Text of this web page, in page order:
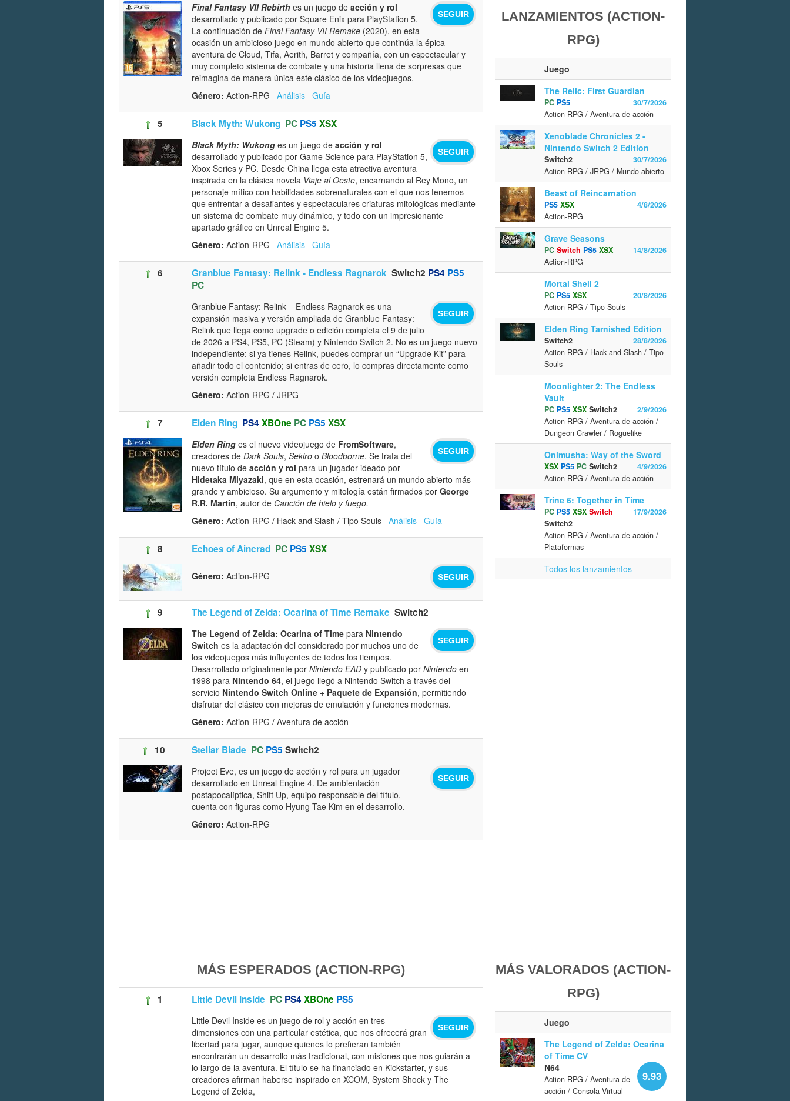
SEGUIR
Final Fantasy VII Rebirth es un juego de acción y rol
desarrollado y publicado por Square Enix para PlayStation 5.
La continuación de Final Fantasy VII Remake (2020), en esta
ocasión un ambicioso juego en mundo abierto que continúa la épica
aventura de Cloud, Tifa, Aerith, Barret y compañía, con un espectacular y
muy completo sistema de combate y una historia llena de sorpresas que
reimagina de manera única este clásico de los videojuegos.
Género: Action-RPG Análisis Guía
5 Black Myth: Wukong PC PS5 XSX
SEGUIR
Black Myth: Wukong es un juego de acción y rol
desarrollado y publicado por Game Science para PlayStation 5,
Xbox Series y PC. Desde China llega esta atractiva aventura
inspirada en la clásica novela Viaje al Oeste, encarnando al Rey Mono, un
personaje mítico con habilidades sobrenaturales con el que nos tenemos
que enfrentar a desafiantes y espectaculares criaturas mitológicas mediante
un sistema de combate muy dinámico, y todo con un impresionante
apartado gráfico en Unreal Engine 5.
Género: Action-RPG Análisis Guía
6 Granblue Fantasy: Relink - Endless Ragnarok Switch2 PS4 PS5
PC
SEGUIR
Granblue Fantasy: Relink – Endless Ragnarok es una
expansión masiva y versión ampliada de Granblue Fantasy:
Relink que llega como upgrade o edición completa el 9 de julio
de 2026 a PS4, PS5, PC (Steam) y Nintendo Switch 2. No es un juego nuevo
independiente: si ya tienes Relink, puedes comprar un “Upgrade Kit” para
añadir todo el contenido; si entras de cero, lo compras directamente como
versión completa Endless Ragnarok.
Género: Action-RPG / JRPG
7 Elden Ring PS4 XBOne PC PS5 XSX
SEGUIR
Elden Ring es el nuevo videojuego de FromSoftware,
creadores de Dark Souls, Sekiro o Bloodborne. Se trata del
nuevo título de acción y rol para un jugador ideado por
Hidetaka Miyazaki, que en esta ocasión, estrenará un mundo abierto más
grande y ambicioso. Su argumento y mitología están firmados por George
R.R. Martin, autor de Canción de hielo y fuego.
Género: Action-RPG / Hack and Slash / Tipo Souls Análisis Guía
8 Echoes of Aincrad PC PS5 XSX
SEGUIR
Género: Action-RPG
9 The Legend of Zelda: Ocarina of Time Remake Switch2
SEGUIR
The Legend of Zelda: Ocarina of Time para Nintendo
Switch es la adaptación del considerado por muchos uno de
los videojuegos más influyentes de todos los tiempos.
Desarrollado originalmente por Nintendo EAD y publicado por Nintendo en
1998 para Nintendo 64, el juego llegó a Nintendo Switch a través del
servicio Nintendo Switch Online + Paquete de Expansión, permitiendo
disfrutar del clásico con mejoras de emulación y funciones modernas.
Género: Action-RPG / Aventura de acción
10 Stellar Blade PC PS5 Switch2
SEGUIR
Project Eve, es un juego de acción y rol para un jugador
desarrollado en Unreal Engine 4. De ambientación
postapocalíptica, Shift Up, equipo responsable del título,
cuenta con figuras como Hyung-Tae Kim en el desarrollo.
Género: Action-RPG
LANZAMIENTOS (ACTION-
RPG)
Juego
The Relic: First Guardian
30/7/2026
PC PS5
Action-RPG / Aventura de acción
Xenoblade Chronicles 2 -
Nintendo Switch 2 Edition
30/7/2026
Switch2
Action-RPG / JRPG / Mundo abierto
Beast of Reincarnation
4/8/2026
PS5 XSX
Action-RPG
Grave Seasons
14/8/2026
PC Switch PS5 XSX
Action-RPG
Mortal Shell 2
20/8/2026
PC PS5 XSX
Action-RPG / Tipo Souls
Elden Ring Tarnished Edition
28/8/2026
Switch2
Action-RPG / Hack and Slash / Tipo
Souls
Moonlighter 2: The Endless
Vault
2/9/2026
PC PS5 XSX Switch2
Action-RPG / Aventura de acción /
Dungeon Crawler / Roguelike
Onimusha: Way of the Sword
4/9/2026
XSX PS5 PC Switch2
Action-RPG / Aventura de acción
Trine 6: Together in Time
17/9/2026
PC PS5 XSX Switch
Switch2
Action-RPG / Aventura de acción /
Plataformas
Todos los lanzamientos
MÁS ESPERADOS (ACTION-RPG)
1 Little Devil Inside PC PS4 XBOne PS5
SEGUIR
Little Devil Inside es un juego de rol y acción en tres
dimensiones con una particular estética, que nos ofrecerá gran
libertad para jugar, aunque quienes lo prefieran también
encontrarán un desarrollo más tradicional, con misiones que nos guiarán a
lo largo de la aventura. El título se ha financiado en Kickstarter, y sus
creadores afirman haberse inspirado en XCOM, System Shock y The
Legend of Zelda,
MÁS VALORADOS (ACTION-
RPG)
Juego
The Legend of Zelda: Ocarina
of Time CV
9.93
N64
Action-RPG / Aventura de
acción / Consola Virtual